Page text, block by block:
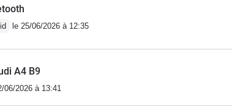
le 25/06/2026 à 12:35
A4 B9
06/2026 à 13:41